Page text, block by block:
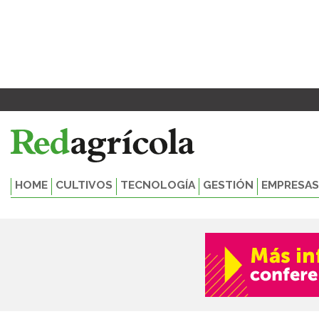
HOME CULTIVOS TECNOLOGÍA GESTIÓN EMPRESAS